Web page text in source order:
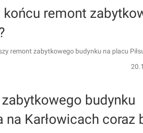
końcu remont
remont zabytkowego budynku na placu
budynku
na Karłowicach coraz